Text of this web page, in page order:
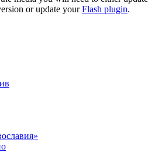
or update yourFlash plugin.